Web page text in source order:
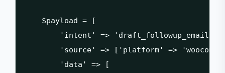
    $payload = [
        'intent' => 'draft_followup_email',
'source' => ['platform' =>
        'data' => [